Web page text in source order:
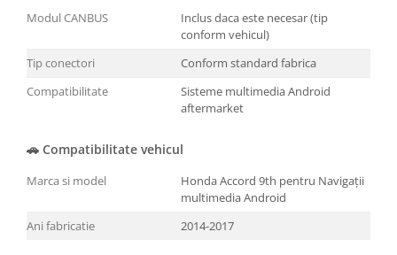
Modul CANBUS
Inclus daca este necesar (tip
conform vehicul)
Tip conectori
Conform standard fabrica
Compatibilitate
Sisteme multimedia Android
aftermarket
🚗 Compatibilitate vehicul
Marca si model
Honda Accord 9th pentru Navigații
multimedia Android
Ani fabricatie
2014-2017